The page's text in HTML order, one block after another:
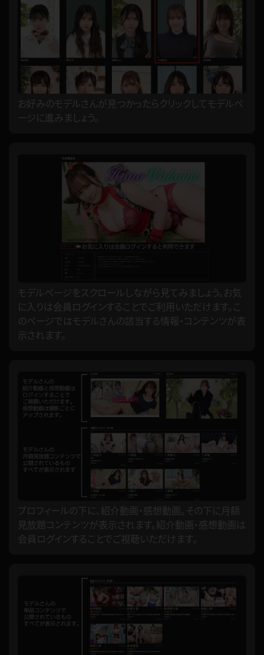
お好みのモデルさんが見つかったらクリックしてモデルペ
ージに進みましょう。
モデルページをスクロールしながら見てみましょう。お気
に入りは会員ログインすることでご利用いただけます。こ
のページではモデルさんの該当する情報・コンテンツが表
示されます。
プロフィールの下に、紹介動画・感想動画。その下に月額
見放題コンテンツが表示されます。紹介動画・感想動画は
会員ログインすることでご視聴いただけます。